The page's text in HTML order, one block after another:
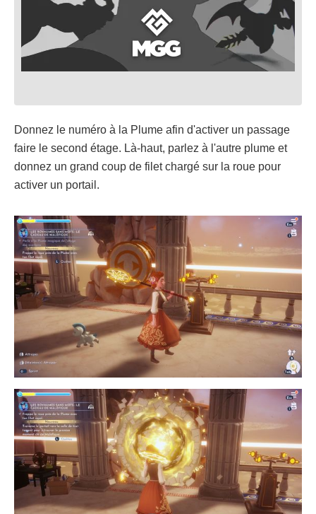
Donnez le numéro à la Plume afin d'activer un passage
faire le second étage. Là-haut, parlez à l'autre plume et
donnez un grand coup de filet chargé sur la roue pour
activer un portail.